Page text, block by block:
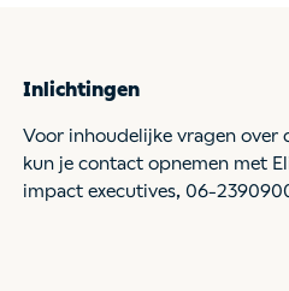
Inlichtingen
Voor inhoudelijke vragen
kun je contact opnemen met
impact executives, 06-